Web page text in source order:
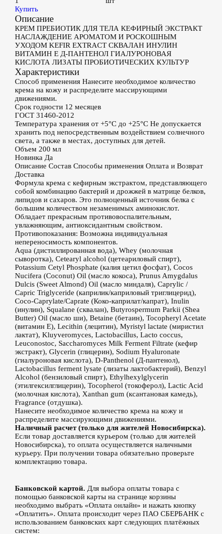
Купить
Описание
КРЕМ ПРЕБИОТИК ДЛЯ ТЕЛА КЕФИРНЫЙ ЭКСТРАКТ
НАСЛАЖДЕНИЕ АРОМАТОМ И РОСКОШНЫМ
УХОДОМ KEFIR EXTRACT СКВАЛАН ИНУЛИН
ВИТАМИН Е Д-ПАНТЕНОЛ ГИАЛУРОНОВАЯ
КИСЛОТА ЛИЗАТЫ ПРОБИОТИЧЕСКИХ КУЛЬТУР
Характеристики
Способ применения Нанесите необходимое количество
крема на кожу и распределите массирующими
движениями.
Срок годности 12 месяцев
ГОСТ 31460-2012
Температура хранения от +5°С до +25°С Не допускается
хранить под непосредственным воздействием солнечного
света, а также в местах, доступных для детей.
Объем 200 мл
Новинка Да
Описание Состав Способы применения Оплата и Возврат
Доставка
Формула крема с кефирным экстрактом, представляющего
собой комбинацию бактерий и дрожжей в матрице белков,
липидов и сахаров. Это полноценный источник белка с
большим количеством незаменимых аминокислот.
Обладает прекрасным противовоспалительным,
увлажняющим, антиоксидантным свойством.
Противопоказания: Возможна индивидуальная
непереносимость компонентов.
Aqua (дистиллированная вода), Whey (молочная
сыворотка), Cetearyl alcohol (цетеариловый спирт),
Potassium Cetyl Phosphate (калия цетил фосфат), Cocos
Nucifera (Coconut) Oil (масло кокоса), Prunus Amygdalus
Dulcis (Sweet Almond) Oil (масло миндаля), Caprylic /
Capric Triglyceride (каприлик/каприловый триглицерид),
Coco-Caprylate/Caprate (Коко-каприлат/капрат), Inulin
(инулин), Squalane (сквалан), Butyrospermum Parkii (Shea
Butter) Oil (масло ши), Betaine (бетаин), Tocopheryl Acetate
(витамин Е), Lecithin (лецитин), Myristyl lactate (миристил
лактат), Kluyveromyces, Lactobacillus, Lacto coccus,
Leuconostoc, Saccharomyces Milk Ferment Filtrate (кефир
экстракт), Glycerin (глицерин), Sodium Hyaluronate
(гиалуроновая кислота), D-Panthenol (Д-пантенол),
Lactobacillus ferment lysate (лизаты лактобактерий), Benzyl
Alcohol (бензиловый спирт), Ethylhexylglycerin
(этилгексилглицерин), Tocopherol (токоферол), Lactic Acid
(молочная кислота), Xanthan gum (ксантановая камедь),
Fragrance (отдушка).
Нанесите необходимое количество крема на кожу и
распределите массирующими движениями.
Наличный расчет (только для жителей Новосибирска).
Если товар доставляется курьером (только для жителей
Новосибирска), то оплата осуществляется наличными
курьеру. При получении товара обязательно проверьте
комплектацию товара.
Банковской картой. Для выбора оплаты товара с
помощью банковской карты на странице корзины
необходимо выбрать «Оплата онлайн» и нажать кнопку
«Оплатить». Оплата происходит через ПАО СБЕРБАНК с
использованием банковских карт следующих платёжных
систем: